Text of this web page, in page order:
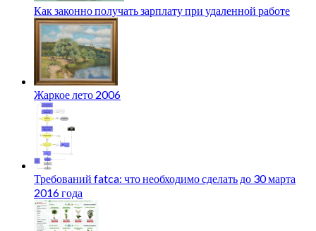
Как законно получать зарплату при удаленной работе
Жаркое лето 2006
Требований fatca: что необходимо сделать до 30 марта
2016 года